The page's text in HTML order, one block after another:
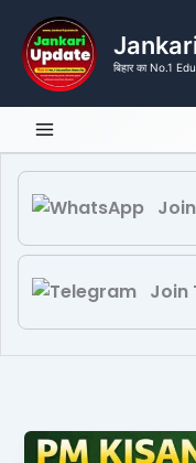
content
बिहार का No.1
Join